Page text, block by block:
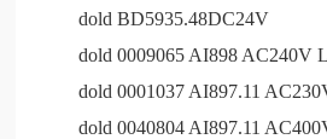
dold BD5935.48DC24V
dold 0009065 AI898 AC240V
dold 0001037 AI897.11
dold 0040804 AI897.11